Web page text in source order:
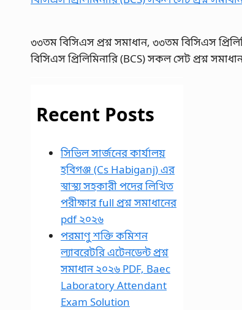
৩৩তম বিসিএস প্রশ্ন সমাধান, ৩৩তম বিসিএস
বিসিএস প্রিলিমিনারি (BCS) সকল সেট প্রশ্ন
Recent Posts
সিভিল সার্জনের কার্যালয়
হবিগঞ্জ (Cs Habiganj) এর
স্বাস্থ্য সহকারী পদের লিখিত
পরীক্ষার full প্রশ্ন সমাধানের
pdf ২০২৬
পরমাণু শক্তি কমিশন
ল্যাবরেটরি এটেনডেন্ট প্রশ্ন
সমাধান ২০২৬ PDF, Baec
Laboratory Attendant
Exam Solution